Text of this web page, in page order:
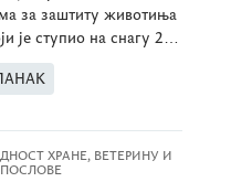
за заштиту животиња
је ступио на снагу 24.
ХРАНЕ, ВЕТЕРИНУ И